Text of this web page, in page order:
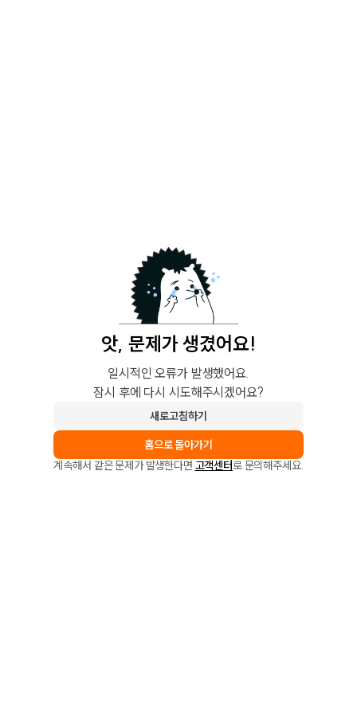
앗, 문제가 생겼어요!
일시적인 오류가 발생했어요.
잠시 후에 다시 시도해주시겠어요?
새로고침하기
홈으로 돌아가기
계속해서 같은 문제가 발생한다면 고객센터로 문의해주세요.